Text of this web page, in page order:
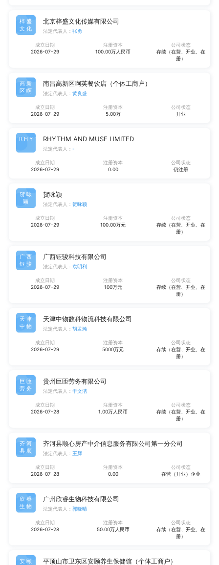
梓盛
文化
北京梓盛文化传媒有限公司
法定代表人： 张勇
成立日期
2026-07-29
注册资本
100.00万人民币
公司状态
存续（在营、开业、在
册）
高新
区啊
南昌高新区啊英餐饮店（个体工商户）
法定代表人： 黄良盛
成立日期
2026-07-29
注册资本
5.00万
公司状态
开业
RHYT RHYTHM AND MUSE LIMITED
法定代表人： -
成立日期
2026-07-29
注册资本
0.00
公司状态
仍注册
贺咏
颖
贺咏颖
法定代表人： 贺咏颖
成立日期
2026-07-29
注册资本
100.00万元
公司状态
存续（在营、开业、在
册）
广西
钰骏
广西钰骏科技有限公司
法定代表人： 袁明利
成立日期
2026-07-29
注册资本
100万元
公司状态
存续（在营、开业、在
册）
天津
中物
天津中物数科物流科技有限公司
法定代表人： 胡孟瀚
成立日期
2026-07-29
注册资本
5000万元
公司状态
存续（在营、开业、在
册）
巨匝
劳务
贵州巨匝劳务有限公司
法定代表人： 干文洁
成立日期
2026-07-28
注册资本
1.00万人民币
公司状态
存续（在营、开业、在
册）
齐河
县顺
齐河县顺心房产中介信息服务有限公司第一分公司
法定代表人： 王辉
成立日期
2026-07-28
注册资本
0.00
公司状态
在营（开业）企业
欣睿
生物
广州欣睿生物科技有限公司
法定代表人： 郭晓晴
成立日期
2026-07-28
注册资本
50.00万人民币
公司状态
存续（在营、开业、在
册）
安颐 平顶山市卫东区安颐养生保健馆（个体工商户）